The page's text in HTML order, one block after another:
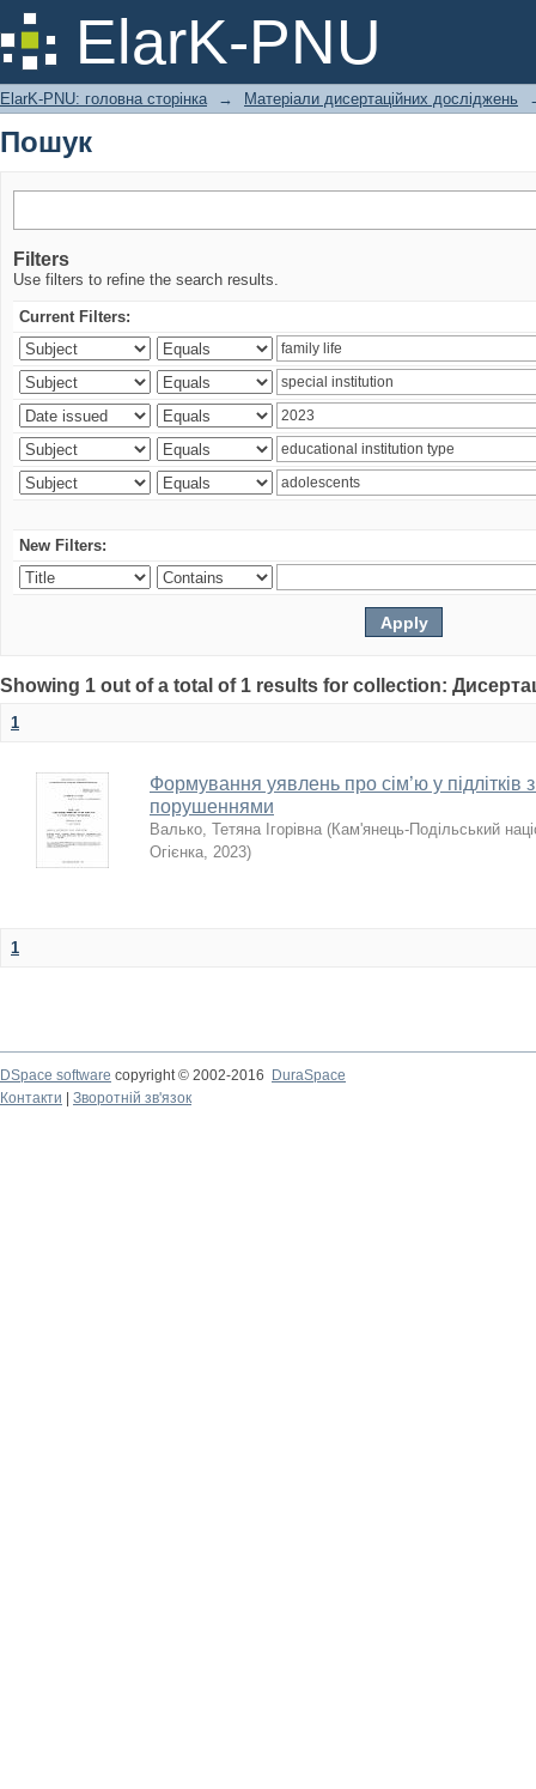
ElarK-PNU
Пошук
ElarK-PNU: головна сторінка → Матеріали дисертаційних досліджень
Пошук
Filters
Use filters to refine the search results.
Current Filters:
New Filters:
Showing 1 out of a total of 1 results for collection:
1
Формування уявлень про сім’ю у підлітків
порушеннями
Валько, Тетяна Ігорівна (Кам'янець-Подільський
Огієнка, 2023)
1
DSpace software copyright © 2002-2016
DuraSpace
Контакти
Зворотній зв'язок